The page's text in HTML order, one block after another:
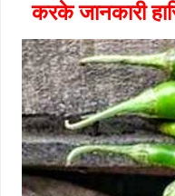
करके जानकारी